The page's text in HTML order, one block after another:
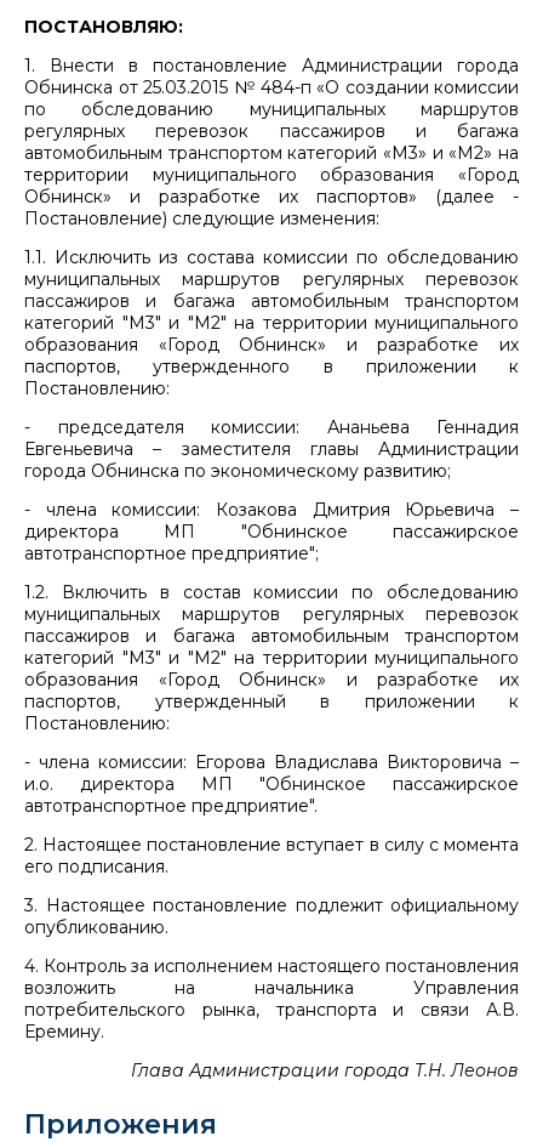
ПОСТАНОВЛЯЮ:
1. Внести в постановление Администрации города
Обнинска от 25.03.2015 № 484-п «О создании комиссии
по обследованию муниципальных маршрутов
регулярных перевозок пассажиров и багажа
автомобильным транспортом категорий «М3» и «М2» на
территории муниципального образования «Город
Обнинск» и разработке их паспортов» (далее -
Постановление) следующие изменения:
1.1. Исключить из состава комиссии по обследованию
муниципальных маршрутов регулярных перевозок
пассажиров и багажа автомобильным транспортом
категорий "М3" и "М2" на территории муниципального
образования «Город Обнинск» и разработке их
паспортов, утвержденного в приложении к
Постановлению:
- председателя комиссии: Ананьева Геннадия
Евгеньевича – заместителя главы Администрации
города Обнинска по экономическому развитию;
- члена комиссии: Козакова Дмитрия Юрьевича –
директора МП "Обнинское пассажирское
автотранспортное предприятие";
1.2. Включить в состав комиссии по обследованию
муниципальных маршрутов регулярных перевозок
пассажиров и багажа автомобильным транспортом
категорий "М3" и "М2" на территории муниципального
образования «Город Обнинск» и разработке их
паспортов, утвержденный в приложении к
Постановлению:
- члена комиссии: Егорова Владислава Викторовича –
и.о. директора МП "Обнинское пассажирское
автотранспортное предприятие".
2. Настоящее постановление вступает в силу с момента
его подписания.
3. Настоящее постановление подлежит официальному
опубликованию.
4. Контроль за исполнением настоящего постановления
возложить на начальника Управления
потребительского рынка, транспорта и связи А.В.
Еремину.
Глава Администрации города Т.Н. Леонов
Приложения